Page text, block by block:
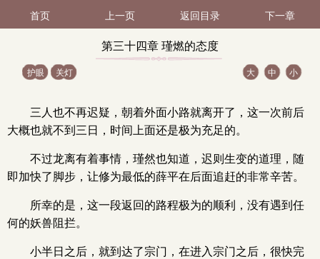
首页 上一页 返回目录 下一章
第三十四章 瑾燃的态度
护眼 关灯 大 中 小
三人也不再迟疑，朝着外面小路就离开了，这一次前后
大概也就不到三日，时间上面还是极为充足的。
不过龙离有着事情，瑾然也知道，迟则生变的道理，随
即加快了脚步，让修为最低的薛平在后面追赶的非常辛苦。
所幸的是，这一段返回的路程极为的顺利，没有遇到任
何的妖兽阻拦。
小半日之后，就到达了宗门，在进入宗门之后，很快完